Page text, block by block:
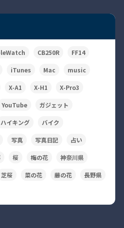
CB250R FF14
iTunes Mac music
X-A1 X-H1 X-Pro3
YouTube ガジェット
ハイキング バイク
写真 写真日記 占い
桜 梅の花 神奈川県
芝桜 菜の花 藤の花 長野県